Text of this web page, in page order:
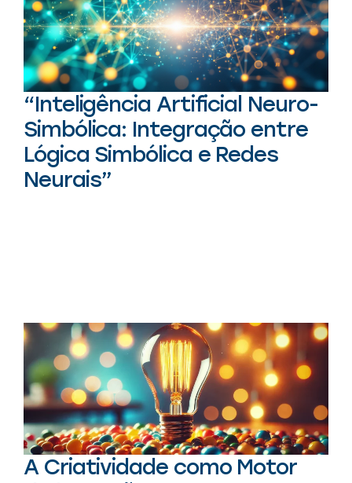
“Inteligência Artificial Neuro-
Simbólica: Integração entre
Lógica Simbólica e Redes
Neurais”
A Criatividade como Motor